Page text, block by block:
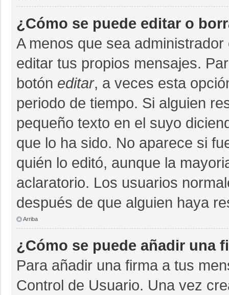
¿Cómo se puede editar o
A menos que sea
editar tus propios mensajes.
botón editar, a veces esta
periodo de tiempo. Si alguien
pequeño texto en el suyo
que lo ha sido. No aparece si
quién lo editó, aunque la
aclaratorio. Los usuarios
después de que alguien haya
Arriba
¿Cómo se puede añadir una
Para añadir una firma a tus
Control de Usuario. Una vez